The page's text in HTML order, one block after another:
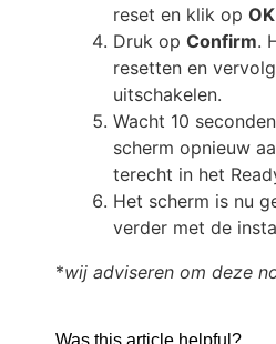
reset en klik op OK
Druk op Confirm.
resetten en
uitschakelen.
Wacht 10
scherm opnieuw
terecht in het
Het scherm is nu
verder met de
*wij adviseren om deze
Was this article helpful?